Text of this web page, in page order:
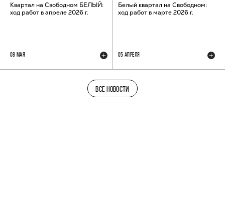
Квартал на Свободном БЕЛЫЙ:
ход работ в апреле 2026 г.
08 МАЯ
Белый квартал на Свободном:
ход работ в марте 2026 г.
05 АПРЕЛЯ
ВСЕ НОВОСТИ